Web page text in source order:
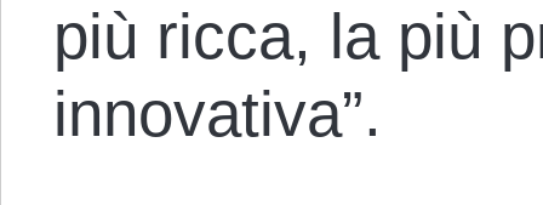
più ricca, la più
innovativa”.